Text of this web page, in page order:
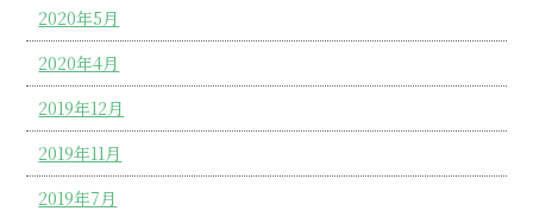
2020年5月
2020年4月
2019年12月
2019年11月
2019年7月